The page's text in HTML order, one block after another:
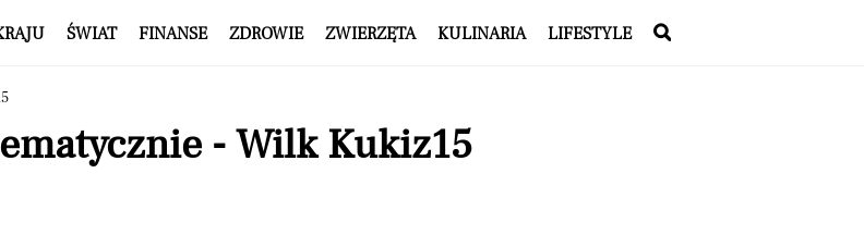
ŚWIAT FINANSE ZDROWIE ZWIERZĘTA KULINARIA LIFESTYLE
- Wilk Kukiz15